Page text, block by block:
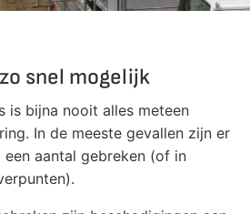
snel mogelijk
is bijna nooit alles meteen
In de meeste gevallen zijn er
aantal gebreken (of in